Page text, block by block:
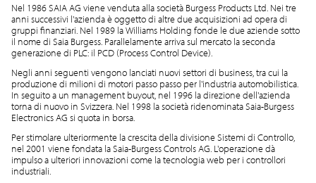
Nel 1986 SAIA AG viene venduta alla società Burgess Products Ltd. Nei tre
anni successivi l'azienda è oggetto di altre due acquisizioni ad opera di
gruppi finanziari. Nel 1989 la Williams Holding fonde le due aziende sotto
il nome di Saia Burgess. Parallelamente arriva sul mercato la seconda
generazione di PLC: il PCD (Process Control Device).
Negli anni seguenti vengono lanciati nuovi settori di business, tra cui la
produzione di milioni di motori passo passo per l'industria automobilistica.
In seguito a un management buyout, nel 1996 la direzione dell'azienda
torna di nuovo in Svizzera. Nel 1998 la società ridenominata Saia-Burgess
Electronics AG si quota in borsa.
Per stimolare ulteriormente la crescita della divisione Sistemi di Controllo,
nel 2001 viene fondata la Saia-Burgess Controls AG. L'operazione dà
impulso a ulteriori innovazioni come la tecnologia web per i controllori
industriali.